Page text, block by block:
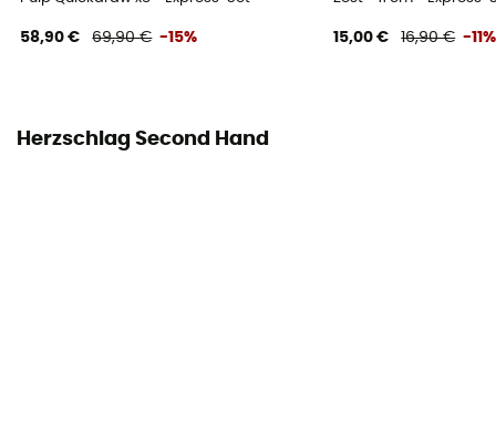
58,90 € 69,90 € -15% 15,00 € 16,90 € -11%
Herzschlag Second Hand